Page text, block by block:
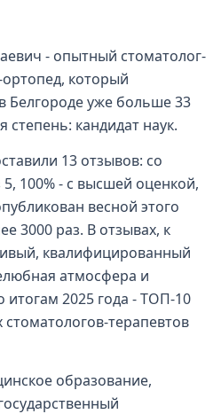
- опытный стоматолог-
который
Белгороде уже больше 33
степень: кандидат наук.
13 отзывов: со
100% - с высшей оценкой,
весной этого
3000 раз. В отзывах, к
квалифицированный
атмосфера и
итогам 2025 года - ТОП-10
терапевтов
образование,